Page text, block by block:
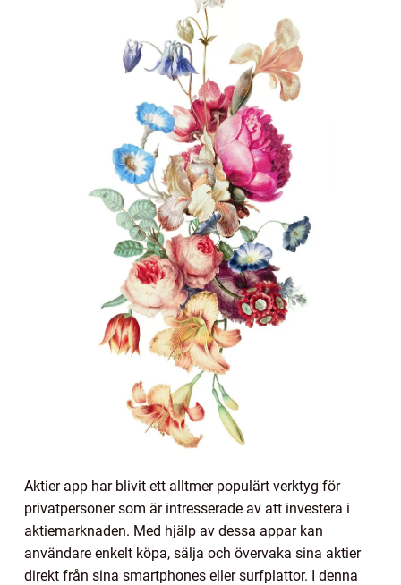
Aktier app har blivit ett alltmer populärt verktyg för
privatpersoner som är intresserade av att investera i
aktiemarknaden. Med hjälp av dessa appar kan
användare enkelt köpa, sälja och övervaka sina aktier
direkt från sina smartphones eller surfplattor. I denna